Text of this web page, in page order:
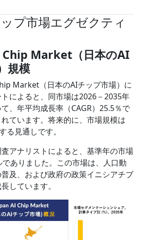
プ市場エグゼクティ
Chip Market（日本のAI
規模
Market（日本のAIチップ市場）に
によると、同市場は2026－2035年
、年平均成長率（CAGR）25.5％で
ています。将来的に、市場規模は
る見通しです。
アナリストによると、基準年の市場
ありました。この市場は、人口動
及、および政府の政策イニシアチブ
しています。